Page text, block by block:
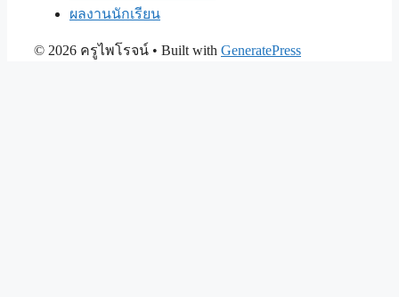
ผลงานนักเรียน
© 2026 ครูไพโรจน์ • Built with GeneratePress